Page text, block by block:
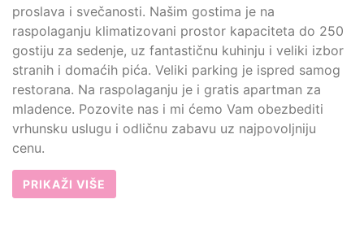
proslava i svečanosti. Našim gostima je na
raspolaganju klimatizovani prostor kapaciteta do 250
gostiju za sedenje, uz fantastičnu kuhinju i veliki izbor
stranih i domaćih pića. Veliki parking je ispred samog
restorana. Na raspolaganju je i gratis apartman za
mladence. Pozovite nas i mi ćemo Vam obezbediti
vrhunsku uslugu i odličnu zabavu uz najpovoljniju
cenu.
PRIKAŽI VIŠE